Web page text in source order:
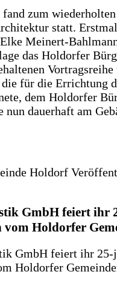
fand zum
statt.
Meinert-
das Holdorfer
für die Errichtung
dem Holdorfer
dauerhaft am
Holdorf
GmbH feiert ihr
vom Holdorfer